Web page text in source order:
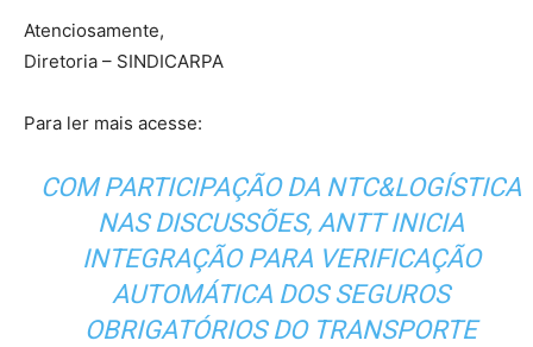
Atenciosamente,
Diretoria – SINDICARPA
Para ler mais acesse:
COM PARTICIPAÇÃO DA NTC&LOGÍSTICA
NAS DISCUSSÕES, ANTT INICIA
INTEGRAÇÃO PARA VERIFICAÇÃO
AUTOMÁTICA DOS SEGUROS
OBRIGATÓRIOS DO TRANSPORTE